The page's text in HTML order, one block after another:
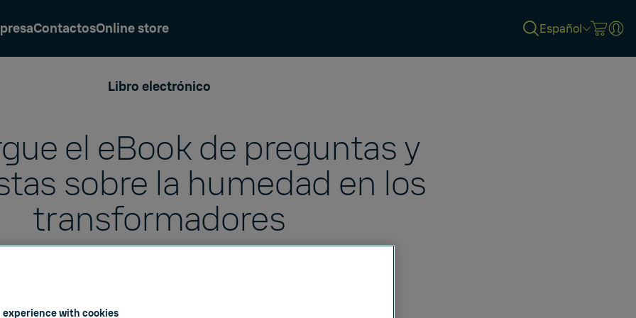
ContactosOnline store Español
Libro electrónico
el eBook de preguntas y
sobre la humedad en los
transformadores
experience with cookies